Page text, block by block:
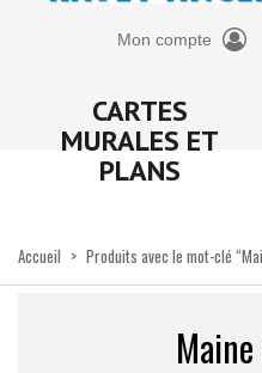
Mon compte
CARTES
MURALES ET
PLANS
Accueil > Produits avec le mot-clé